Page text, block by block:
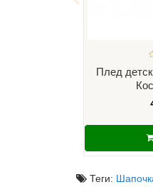
Плед
Теги: